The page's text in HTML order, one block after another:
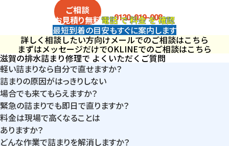
ご相談
お見積り無料電話で料金を確認
0120-019-008
最短到着の目安もすぐに案内します
詳しく相談したい方向けメールでのご相談はこちら
まずはメッセージだけでOKLINEでのご相談はこちら
滋賀の排水詰まり修理で よくいただくご質問
軽い詰まりなら自分で直せますか？
ラバーカップや少量のぬるま湯で改善するケースはあります。ただ
し水位が下がらない・逆流する・異音がする場合は、内部で固着し
ていることが多く、無理に続けると悪化します。短時間の簡易作業
で改善しないときは、早めにご相談ください。
詰まりの原因がはっきりしない
場合でも来てもらえますか？
問題ありません。詰まりは「排水管内部のどこで詰まっているか」が
外から判断できないことがほとんどです。現地でローポンプ・内視
鏡・圧力チェックを行い、原因特定から作業内容までその場でご案
緊急の詰まりでも即日で直りますか？
滋賀県内であれば多くのケースで即日対応が可能です。軽度であ
れば到着後30分前後、固着している場合でも当日のうちに改善で
料金は現場で高くなることは
ありますか？
見積時点で総額を提示するため、作業後に追加料金が発生するこ
どんな作業で詰まりを解消しますか？